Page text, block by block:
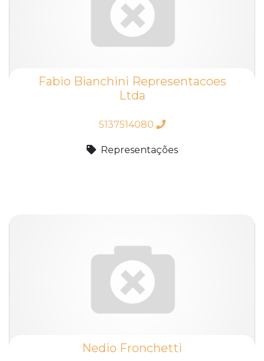
Fabio Bianchini Representacoes
Ltda
5137514080
Representações
Nedio Fronchetti